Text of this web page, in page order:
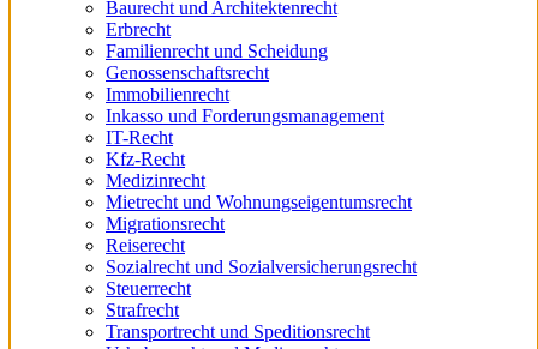
Baurecht und Architektenrecht
Erbrecht
Familienrecht und Scheidung
Genossenschaftsrecht
Immobilienrecht
Inkasso und Forderungsmanagement
IT-Recht
Kfz-Recht
Medizinrecht
Mietrecht und Wohnungseigentumsrecht
Migrationsrecht
Reiserecht
Sozialrecht und Sozialversicherungsrecht
Steuerrecht
Strafrecht
Transportrecht und Speditionsrecht